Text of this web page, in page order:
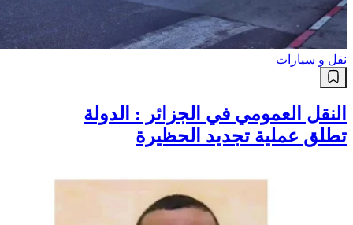
نقل و سيارات
النقل العمومي في الجزائر : الدولة
تطلق عملية تجديد الحظيرة